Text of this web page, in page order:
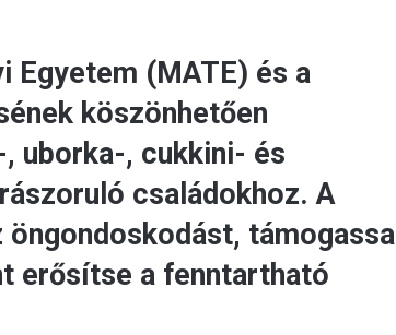
Egyetem (MATE) és a
köszönhetően
uborka-, cukkini- és
családokhoz. A
támogassa
erősítse a fenntartható